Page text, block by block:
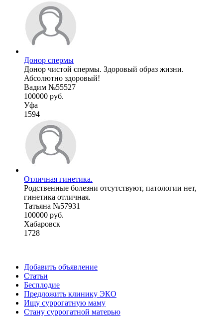
Донор спермы
Донор чистой спермы. Здоровый образ жизни.
Абсолютно здоровый!
Вадим №55527
100000 руб.
Уфа
1594
Отличная гинетика.
Родственные болезни отсутствуют, патологии нет,
гинетика отличная.
Татьяна №57931
100000 руб.
Хабаровск
1728
Добавить объявление
Статьи
Бесплодие
Предложить клинику ЭКО
Ищу суррогатную маму
Стану суррогатной матерью